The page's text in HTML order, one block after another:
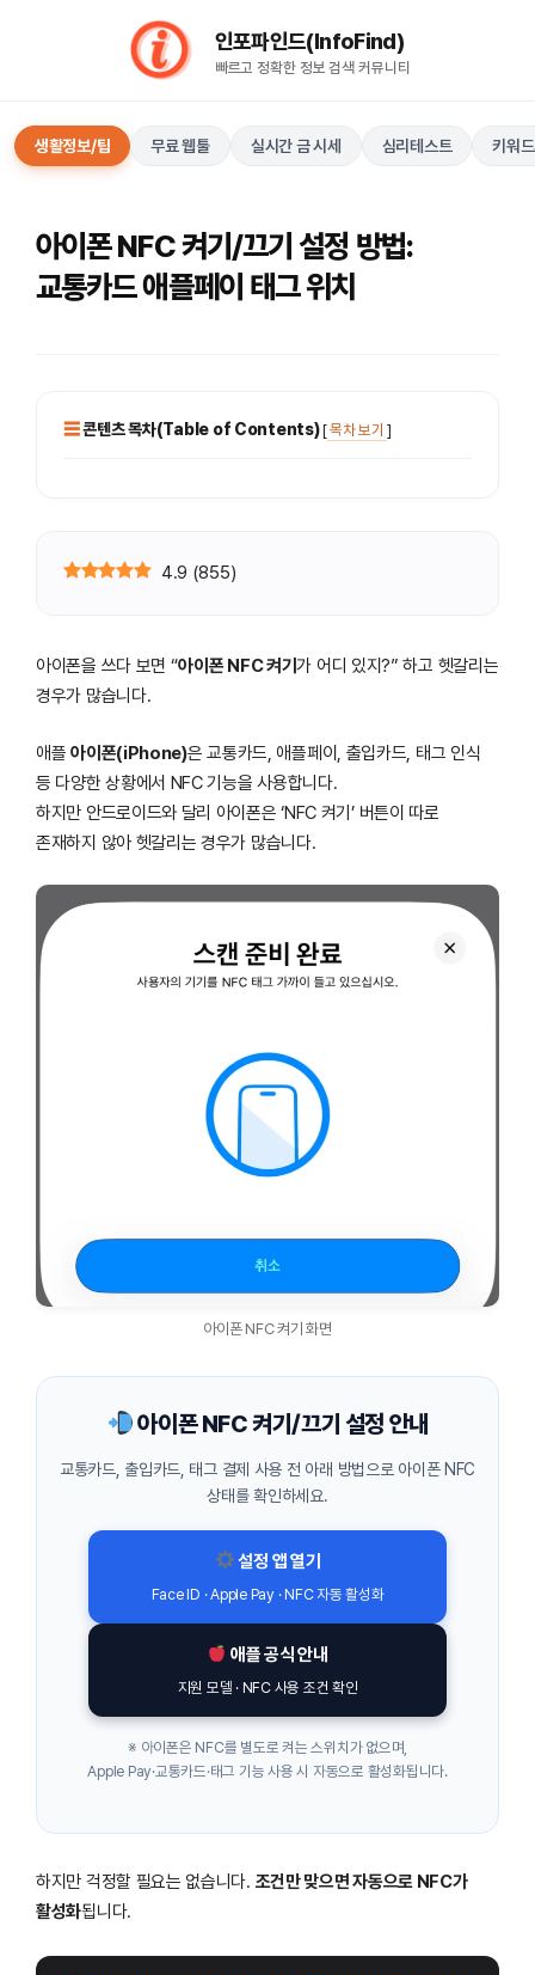
인포파인드(InfoFind)​​​​
빠르고 정확한 정보 검색 커뮤니티
생활정보/팁 무료 웹툴 실시간 금 시세 심리테스트 키워
아이폰 NFC 켜기/끄기 설정 방법:
교통카드 애플페이 태그 위치
콘텐츠 목차(Table of Contents)[목차 보기 ]
4.9 (855)
아이폰을 쓰다 보면 “아이폰 NFC 켜기가 어디 있지?” 하고 헷갈리는
경우가 많습니다.
애플아이폰(iPhone)은 교통카드, 애플페이, 출입카드, 태그 인식
등 다양한 상황에서 NFC 기능을 사용합니다.
하지만 안드로이드와 달리 아이폰은 ‘NFC 켜기’ 버튼이 따로
존재하지 않아 헷갈리는 경우가 많습니다.
아이폰 NFC 켜기 화면
아이폰 NFC 켜기/끄기 설정 안내
교통카드, 출입카드, 태그 결제 사용 전 아래 방법으로 아이폰 NFC
상태를 확인하세요.
설정 앱 열기
Face ID · Apple Pay · NFC 자동 활성화
애플 공식 안내
지원 모델 · NFC 사용 조건 확인
※ 아이폰은 NFC를 별도로 켜는 스위치가 없으며,
Apple Pay·교통카드·태그 기능 사용 시 자동으로 활성화됩니다.
하지만 걱정할 필요는 없습니다. 조건만 맞으면 자동으로 NFC가
활성화됩니다.